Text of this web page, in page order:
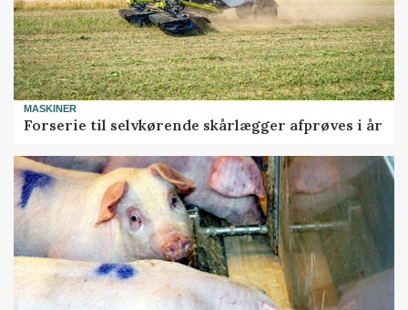
MASKINER
Forserie til selvkørende skårlægger afprøves i år